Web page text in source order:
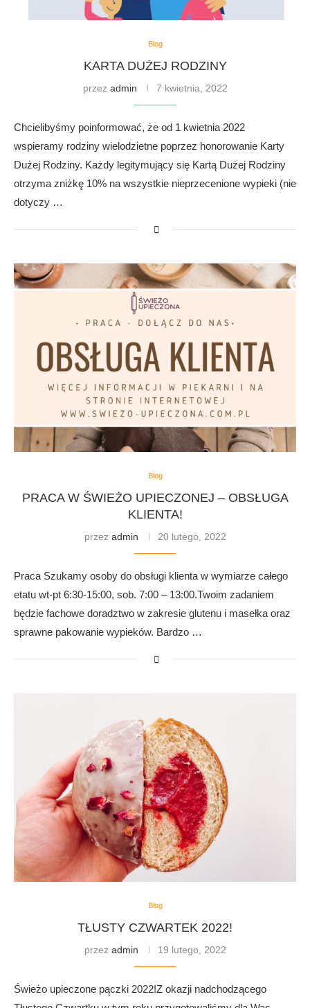
Blog
KARTA DUŻEJ RODZINY
przez admin 7 kwietnia, 2022
Chcielibyśmy poinformować, że od 1 kwietnia 2022
wspieramy rodziny wielodzietne poprzez honorowanie Karty
Dużej Rodziny. Każdy legitymujący się Kartą Dużej Rodziny
otrzyma zniżkę 10% na wszystkie nieprzecenione wypieki (nie
dotyczy …
Blog
PRACA W ŚWIEŻO UPIECZONEJ – OBSŁUGA
KLIENTA!
przez admin 20 lutego, 2022
Praca Szukamy osoby do obsługi klienta w wymiarze całego
etatu wt-pt 6:30-15:00, sob. 7:00 – 13:00.Twoim zadaniem
będzie fachowe doradztwo w zakresie glutenu i masełka oraz
sprawne pakowanie wypieków. Bardzo …
Blog
TŁUSTY CZWARTEK 2022!
przez admin 19 lutego, 2022
Świeżo upieczone pączki 2022!Z okazji nadchodzącego